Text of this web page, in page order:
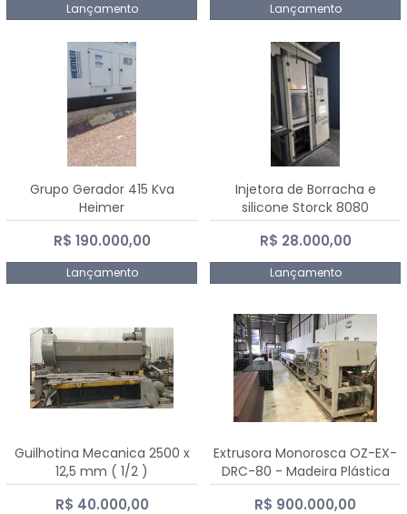
Lançamento Lançamento
Grupo Gerador 415 Kva
Heimer
R$ 190.000,00
Lançamento
Injetora de Borracha e
silicone Storck 8080
R$ 28.000,00
Lançamento
Guilhotina Mecanica 2500 x
12,5 mm ( 1/2 )
R$ 40.000,00
Extrusora Monorosca OZ-EX-
DRC-80 - Madeira Plástica
R$ 900.000,00